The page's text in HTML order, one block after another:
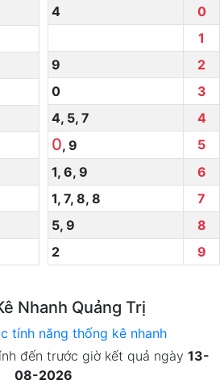
4
0
1
9
2
0
3
4, 5, 7 4
0, 9
5
1, 6, 9
6
1, 7, 8, 8
7
5, 9
8
2
9
Nhanh Quảng Trị
tính năng thống kê nhanh
đến trước giờ kết quả ngày 13-
08-2026